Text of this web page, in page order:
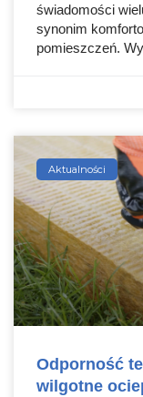
świadomości
synonim
pomieszczeń.
Aktualności
Odporność
wilgotne